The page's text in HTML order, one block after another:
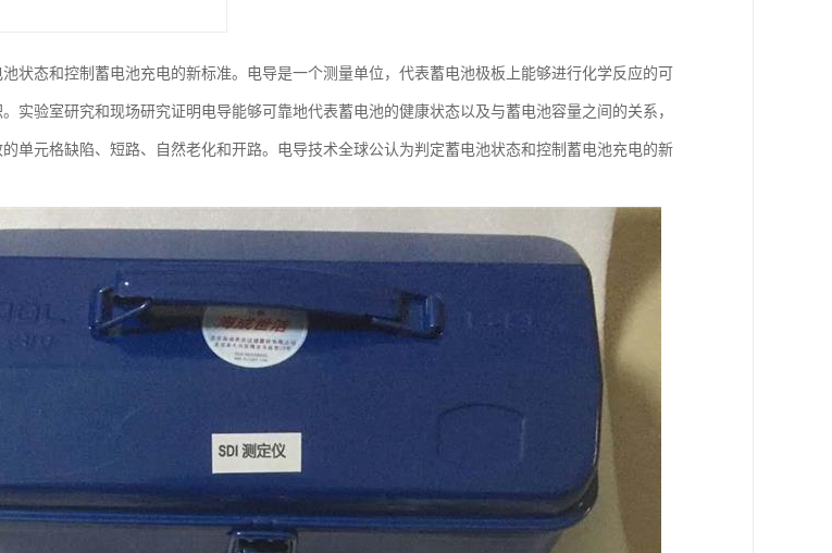
状态和控制蓄电池充电的新标准。电导是一个测量单位，代表蓄电池极板上能够进行化学反应的可
实验室研究和现场研究证明电导能够可靠地代表蓄电池的健康状态以及与蓄电池容量之间的关系，
单元格缺陷、短路、自然老化和开路。电导技术全球公认为判定蓄电池状态和控制蓄电池充电的新